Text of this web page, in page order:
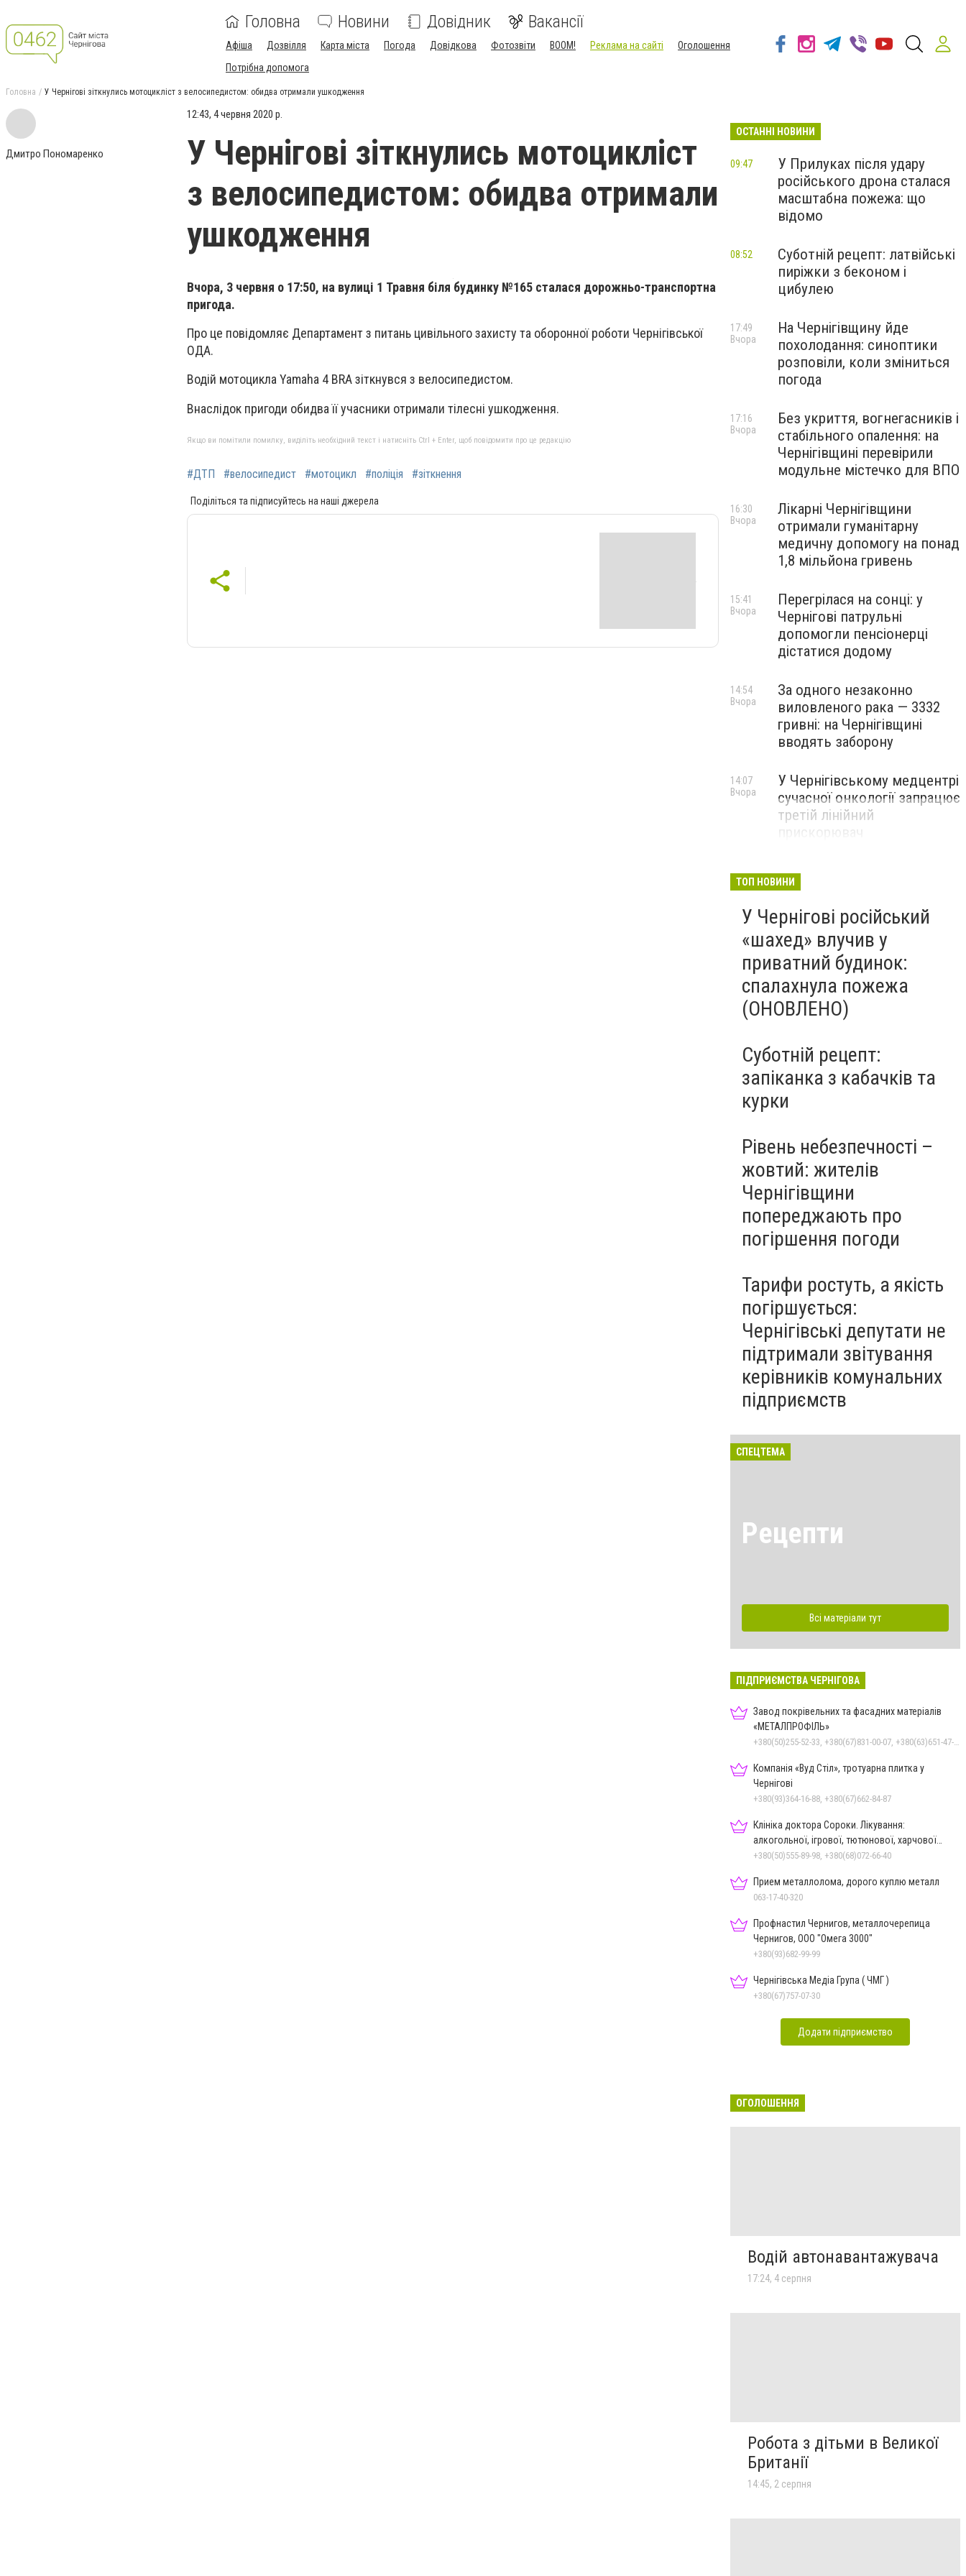
Головна Новини Довідник Вакансії
Афіша Дозвілля Карта міста Погода Довідкова Фотозвіти BOOM! Реклама на сайті
Оголошення
Потрібна допомога
Головна У Чернігові зіткнулись мотоцикліст з велосипедистом: обидва отримали ушкодження
Дмитро Пономаренко
12:43, 4 червня 2020 р.
У Чернігові зіткнулись мотоцикліст
з велосипедистом: обидва отримали
ушкодження
Вчора, 3 червня о 17:50, на вулиці 1 Травня біля будинку №165 сталася дорожньо-транспортна
пригода.
Про це повідомляє Департамент з питань цивільного захисту та оборонної роботи Чернігівської
ОДА.
Водій мотоцикла Yamaha 4 BRA зіткнувся з велосипедистом.
Внаслідок пригоди обидва її учасники отримали тілесні ушкодження.
Якщо ви помітили помилку, виділіть необхідний текст і натисніть Ctrl + Enter, щоб повідомити про це редакцію
#ДТП #велосипедист #мотоцикл #поліція #зіткнення
Поділіться та підписуйтесь на наші джерела
ОСТАННІ НОВИНИ
У Прилуках після удару
російського дрона сталася
масштабна пожежа: що
відомо
09:47
Суботній рецепт: латвійські
пиріжки з беконом і
цибулею
08:52
На Чернігівщину йде
похолодання: синоптики
розповіли, коли зміниться
погода
17:49
Вчора
Без укриття, вогнегасників і
стабільного опалення: на
Чернігівщині перевірили
модульне містечко для ВПО
17:16
Вчора
Лікарні Чернігівщини
отримали гуманітарну
медичну допомогу на понад
1,8 мільйона гривень
16:30
Вчора
Перегрілася на сонці: у
Чернігові патрульні
допомогли пенсіонерці
дістатися додому
15:41
Вчора
За одного незаконно
виловленого рака — 3332
гривні: на Чернігівщині
вводять заборону
14:54
Вчора
У Чернігівському медцентрі
сучасної онкології запрацює
третій лінійний
14:07
Вчора
ТОП НОВИНИ
У Чернігові російський
«шахед» влучив у
приватний будинок:
спалахнула пожежа
(ОНОВЛЕНО)
Суботній рецепт:
запіканка з кабачків та
курки
Рівень небезпечності –
жовтий: жителів
Чернігівщини
попереджають про
погіршення погоди
Тарифи ростуть, а якість
погіршується:
Чернігівські депутати не
підтримали звітування
керівників комунальних
підприємств
СПЕЦТЕМА
Рецепти
Всі матеріали тут
ПІДПРИЄМСТВА ЧЕРНІГОВА
Завод покрівельних та фасадних матеріалів
«МЕТАЛПРОФІЛЬ»
Компанія «Вуд Стіл», тротуарна плитка у
Чернігові
+380(93)364-16-88, +380(67)662-84-87
Клініка доктора Сороки. Лікування:
алкогольної, ігрової, тютюнової, харчової
залежностей, неврозів т
+380(50)555-89-98, +380(68)072-66-40
Прием металлолома, дорого куплю металл
063-17-40-320
Профнастил Чернигов, металлочерепица
Чернигов, ООО "Омега 3000"
+380(93)682-99-99
Чернігівська Медіа Група ( ЧМГ )
+380(67)757-07-30
Додати підприємство
ОГОЛОШЕННЯ
Водій автонавантажувача
17:24, 4 серпня
Робота з дітьми в Великої
Британії
14:45, 2 серпня